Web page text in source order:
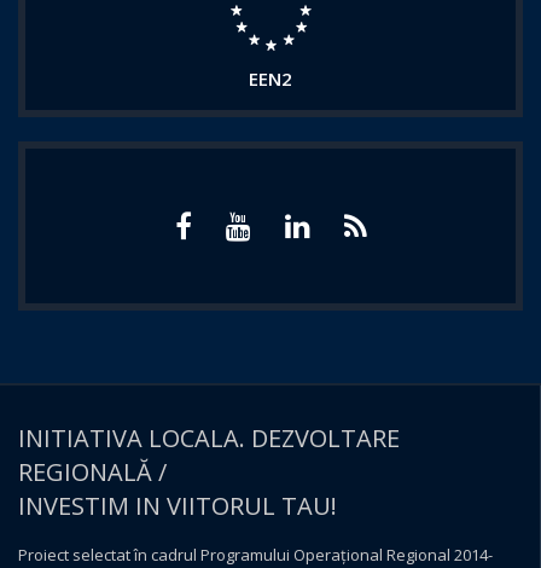
EEN2
INITIATIVA LOCALA. DEZVOLTARE
REGIONALĂ /
INVESTIM IN VIITORUL TAU!
Proiect selectat în cadrul Programului Operațional Regional 2014-